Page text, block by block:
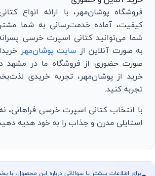
فروشگاه پوشان‌مهر، با ارائه انواع
کیفیت، آماده خدمت‌رسانی به شما
شما می‌توانید کتانی اسپرت خرسی
به صورت آنلاین از سایت پوشان‌مهر
صورت حضوری از فروشگاه ما در مشهد
خرید از پوشان‌مهر، تجربه خریدی
تجربه کنید.
با انتخاب کتانی اسپرت خرسی فراهانی، نه
استایلی مدرن و جذاب را به خود هدیه
برای اطلاعات بیشتر یا سوالاتی درباره این محصول،